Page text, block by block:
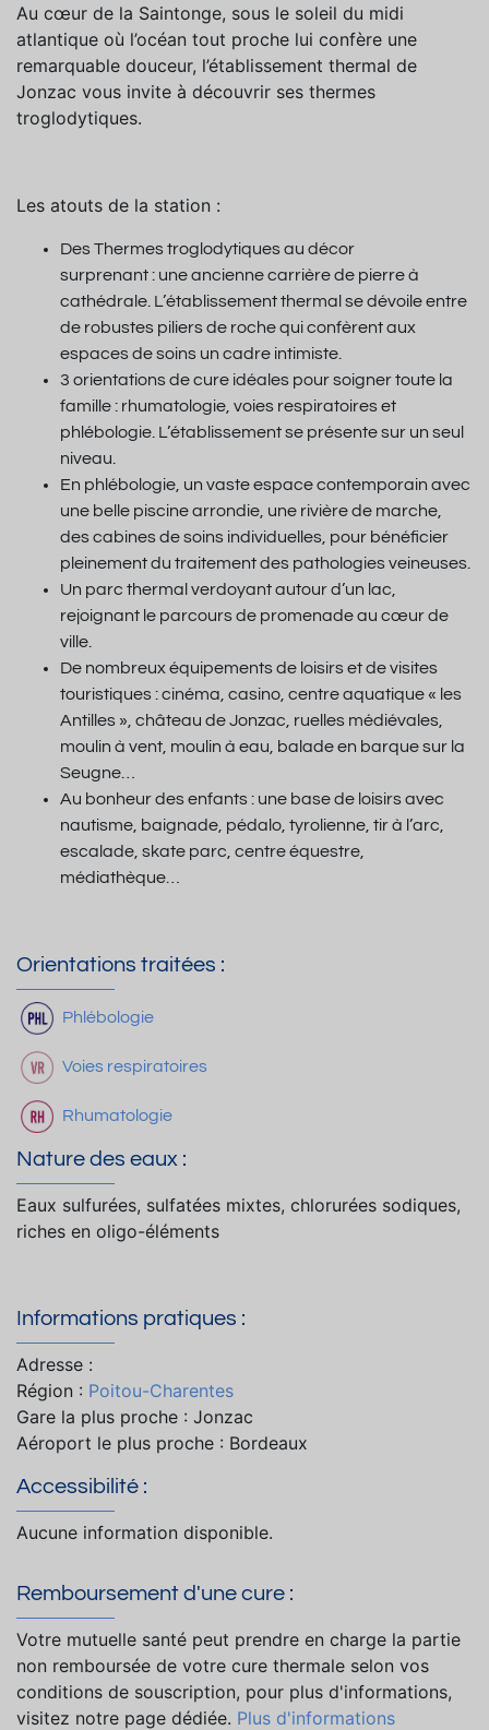
Au cœur de la Saintonge, sous le soleil du midi
atlantique où l’océan tout proche lui confère une
remarquable douceur, l’établissement thermal de
Jonzac vous invite à découvrir ses thermes
troglodytiques.
Les atouts de la station :
Des Thermes troglodytiques au décor
surprenant : une ancienne carrière de pierre à
cathédrale. L’établissement thermal se dévoile entre
de robustes piliers de roche qui confèrent aux
espaces de soins un cadre intimiste.
3 orientations de cure idéales pour soigner toute la
famille : rhumatologie, voies respiratoires et
phlébologie. L’établissement se présente sur un seul
niveau.
En phlébologie, un vaste espace contemporain avec
une belle piscine arrondie, une rivière de marche,
des cabines de soins individuelles, pour bénéficier
pleinement du traitement des pathologies veineuses.
Un parc thermal verdoyant autour d’un lac,
rejoignant le parcours de promenade au cœur de
ville.
De nombreux équipements de loisirs et de visites
touristiques : cinéma, casino, centre aquatique « les
Antilles », château de Jonzac, ruelles médiévales,
moulin à vent, moulin à eau, balade en barque sur la
Seugne…
Au bonheur des enfants : une base de loisirs avec
nautisme, baignade, pédalo, tyrolienne, tir à l’arc,
escalade, skate parc, centre équestre,
médiathèque…
Orientations traitées :
Phlébologie
Voies respiratoires
Rhumatologie
Nature des eaux :
Eaux sulfurées, sulfatées mixtes, chlorurées sodiques,
riches en oligo-éléments
Informations pratiques :
Adresse :
Région : Poitou-Charentes
Gare la plus proche : Jonzac
Aéroport le plus proche : Bordeaux
Accessibilité :
Aucune information disponible.
Remboursement d'une cure :
Votre mutuelle santé peut prendre en charge la partie
non remboursée de votre cure thermale selon vos
conditions de souscription, pour plus d'informations,
visitez notre page dédiée. Plus d'informations